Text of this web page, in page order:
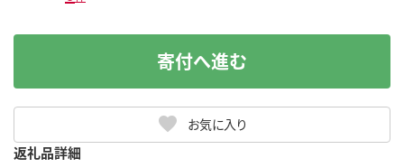
お気に入り
寄付へ進む
返礼品詳細